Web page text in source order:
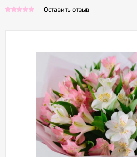
Акции
Публичная
Оставить отзыв